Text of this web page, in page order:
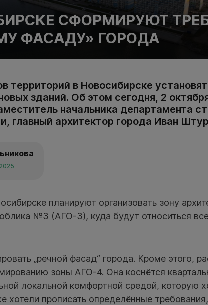
СФОРМИРУЮТ
ФАСАДУ» ГОРОДА
территорий в Новосибирске
зданий. Об этом сегодня, 2
начальника департамента
главный архитектор города Иван
планируют организовать зону
облика №3 (АГО-3), куда будут относиться
„речной фасад“ города. Кроме этого,
зоны АГО-4. Она коснётся
локальной комфортной средой, которую
хотели прописать определённые